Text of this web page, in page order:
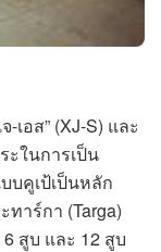
เอส” (XJ-S) และ
ะในการเป็น
บคูเป้เป็นหลัก
าร์กา (Targa)
สูบ และ 12 สูบ